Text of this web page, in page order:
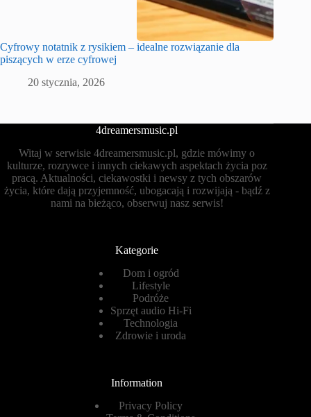
Cyfrowy notatnik z rysikiem – idealne rozwiązanie dla
piszących w erze cyfrowej
20 stycznia, 2026
4dreamersmusic.pl
Witaj w serwisie 4dreamersmusic.pl, gdzie mówimy o
kulturze, rozrywce i innych ciekawych aspektach życia poz
pracą. Aktualności, ciekawostki i newsy z tych obszarów
życia, które dają przyjemność, ubogacają i rozwijają - bądź z
nami na bieżąco, obserwuj nasz serwis!
Kategorie
Dom i ogród
Lifestyle
Podróże
Sprzęt audio Hi-Fi
Technologia
Zdrowie i uroda
Information
Privacy Policy